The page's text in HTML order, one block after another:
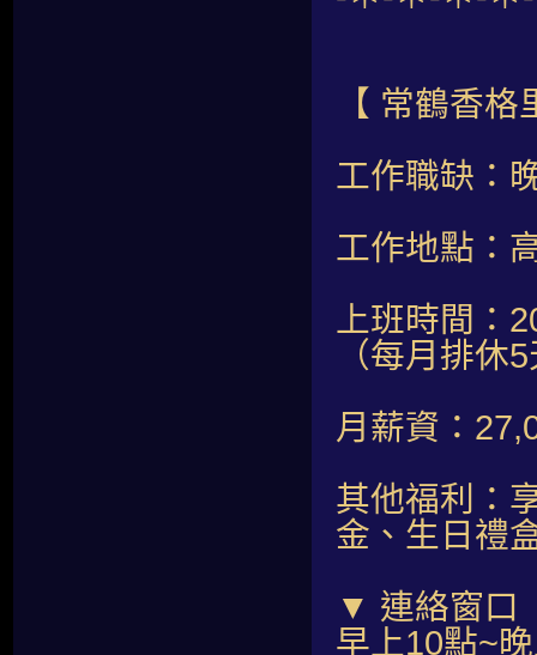
【 常鶴香
工作職缺：
工作地點：
上班時間：
（每月排休
月薪資：
其他福利：
金、生日禮
▼ 連絡窗口
早上10點~